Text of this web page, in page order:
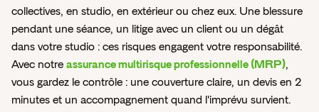
Beauté, Bien-Être et Sport
Commerces de détail
Conseil et Services
Santé et Parapharmacie
Nos assurances pour consultants
Nos assurances pour nouvel entrepreneur
RC Pro ou Multirisque Professionnelle ?
Consultants, ce que vous devez savoir
VTC, le guide complet
Tous nos articles de blog
collectives, en studio, en extérieur ou chez eux. Une blessure
pendant une séance, un litige avec un client ou un dégât
dans votre studio : ces risques engagent votre responsabilité.
Avec notre assurance multirisque professionnelle (MRP),
vous gardez le contrôle : une couverture claire, un devis en 2
minutes et un accompagnement quand l'imprévu survient.